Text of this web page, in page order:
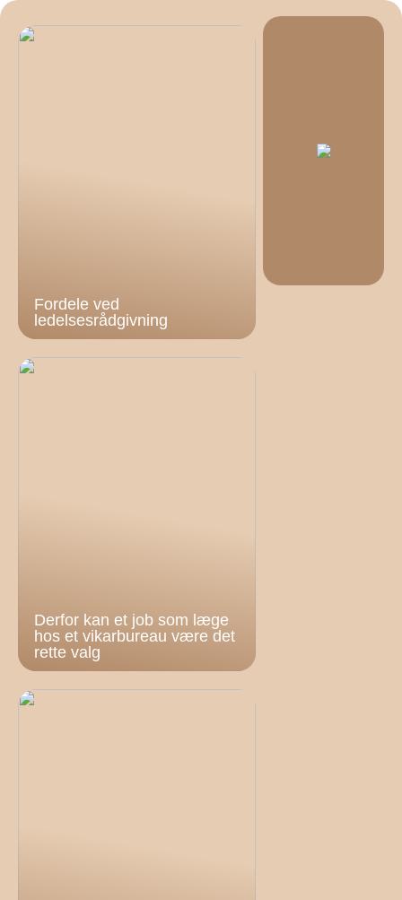
Fordele ved
ledelsesrådgivning
Derfor kan et job som læge
hos et vikarbureau være det
rette valg